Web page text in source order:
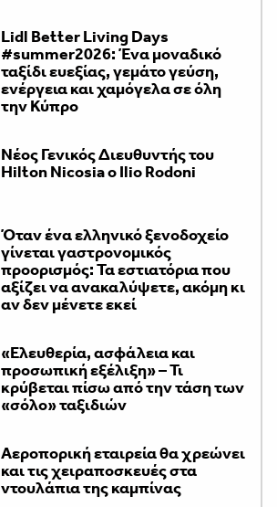
Lidl Better Living Days
#summer2026: Ένα μοναδικό
ταξίδι ευεξίας, γεμάτο γεύση,
ενέργεια και χαμόγελα σε όλη
την Κύπρο
Νέος Γενικός Διευθυντής του
Hilton Nicosia ο Ilio Rodoni
Όταν ένα ελληνικό ξενοδοχείο
γίνεται γαστρονομικός
προορισμός: Τα εστιατόρια που
αξίζει να ανακαλύψετε, ακόμη κι
αν δεν μένετε εκεί
«Ελευθερία, ασφάλεια και
προσωπική εξέλιξη» – Τι
κρύβεται πίσω από την τάση των
«σόλο» ταξιδιών
Αεροπορική εταιρεία θα χρεώνει
και τις χειραποσκευές στα
ντουλάπια της καμπίνας